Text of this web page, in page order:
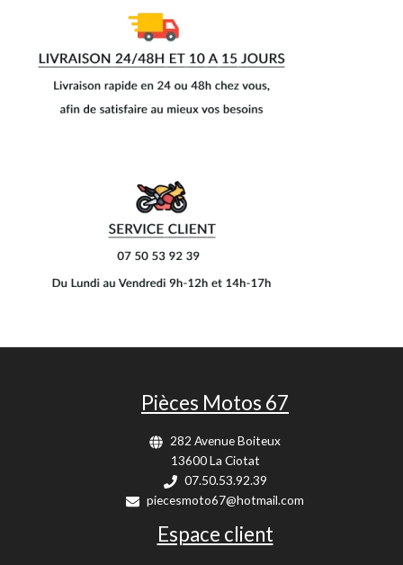
Pièces Motos 67
282 Avenue Boiteux
13600 La Ciotat
07.50.53.92.39
piecesmoto67@hotmail.com
Espace client